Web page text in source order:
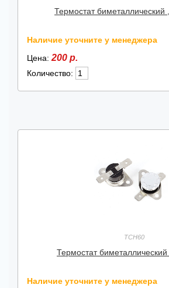
Термостат
Наличие уточните у менеджера
Цена: 200 р.
Количество:
TCH60
Термостат
Наличие уточните у менеджера